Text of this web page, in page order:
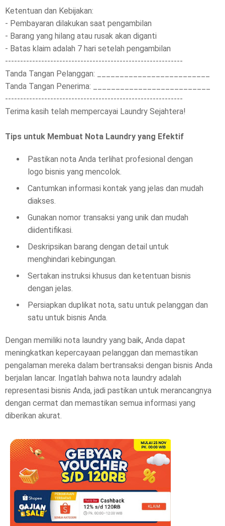
Ketentuan dan Kebijakan:
- Pembayaran dilakukan saat pengambilan
- Barang yang hilang atau rusak akan diganti
- Batas klaim adalah 7 hari setelah pengambilan
-----------------------------------------------------------
Tanda Tangan Pelanggan: _________________________
Tanda Tangan Penerima: __________________________
-----------------------------------------------------------
Terima kasih telah mempercayai Laundry Sejahtera!
Tips untuk Membuat Nota Laundry yang Efektif
Pastikan nota Anda terlihat profesional dengan
logo bisnis yang mencolok.
Cantumkan informasi kontak yang jelas dan mudah
diakses.
Gunakan nomor transaksi yang unik dan mudah
diidentifikasi.
Deskripsikan barang dengan detail untuk
menghindari kebingungan.
Sertakan instruksi khusus dan ketentuan bisnis
dengan jelas.
Persiapkan duplikat nota, satu untuk pelanggan dan
satu untuk bisnis Anda.
Dengan memiliki nota laundry yang baik, Anda dapat
meningkatkan kepercayaan pelanggan dan memastikan
pengalaman mereka dalam bertransaksi dengan bisnis Anda
berjalan lancar. Ingatlah bahwa nota laundry adalah
representasi bisnis Anda, jadi pastikan untuk merancangnya
dengan cermat dan memastikan semua informasi yang
diberikan akurat.